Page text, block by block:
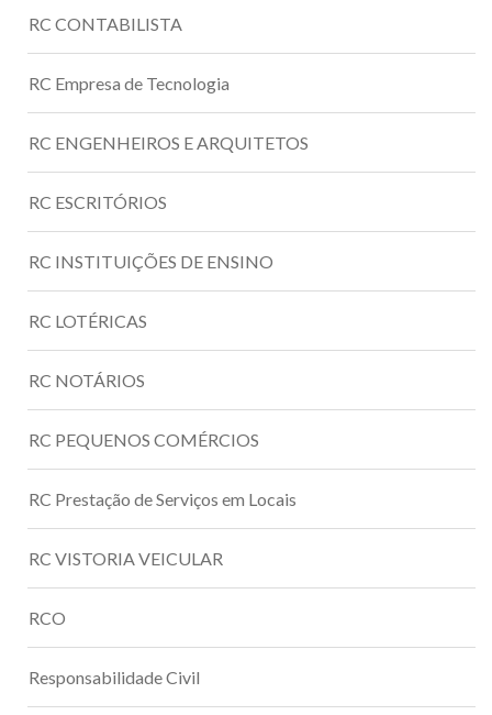
RC CONTABILISTA
RC Empresa de Tecnologia
RC ENGENHEIROS E ARQUITETOS
RC ESCRITÓRIOS
RC INSTITUIÇÕES DE ENSINO
RC LOTÉRICAS
RC NOTÁRIOS
RC PEQUENOS COMÉRCIOS
RC Prestação de Serviços em Locais
RC VISTORIA VEICULAR
RCO
Responsabilidade Civil